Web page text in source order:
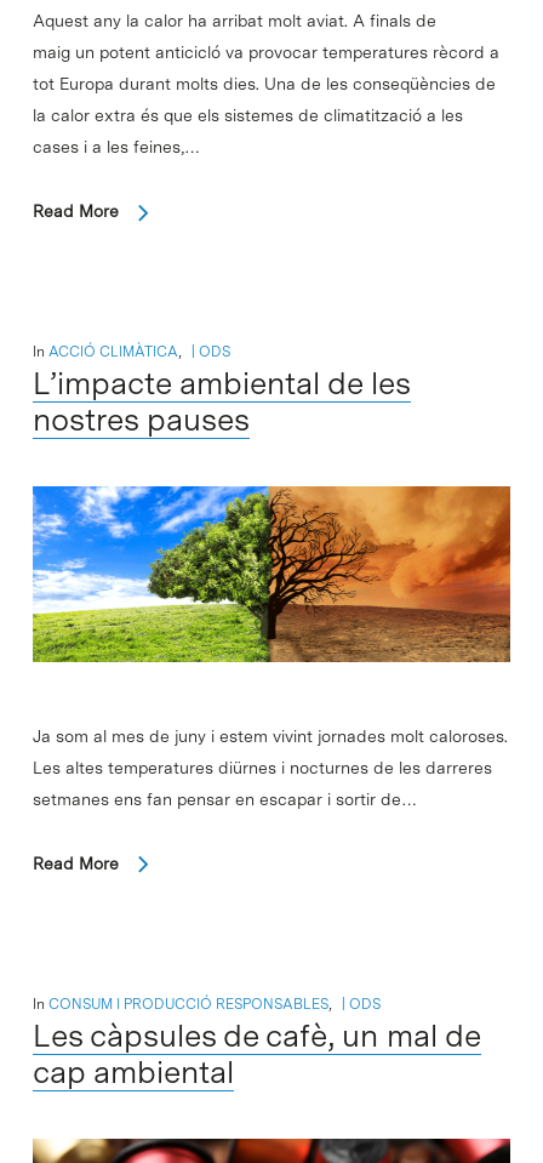
Aquest any la calor ha arribat molt aviat. A finals de
maig un potent anticicló va provocar temperatures rècord a
tot Europa durant molts dies. Una de les conseqüències de
la calor extra és que els sistemes de climatització a les
cases i a les feines,…
Read More
In ACCIÓ CLIMÀTICA, ODS
L’impacte ambiental de les
nostres pauses
Ja som al mes de juny i estem vivint jornades molt caloroses.
Les altes temperatures diürnes i nocturnes de les darreres
setmanes ens fan pensar en escapar i sortir de…
Read More
In CONSUM I PRODUCCIÓ RESPONSABLES, ODS
Les càpsules de cafè, un mal de
cap ambiental